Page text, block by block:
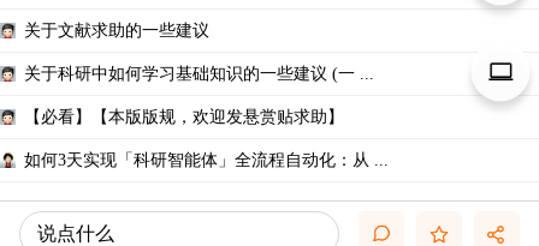
关于文献求助的一些建议
关于科研中如何学习基础知识的一些建议 (一 ...
【必看】【本版版规，欢迎发悬赏贴求助】
如何3天实现「科研智能体」全流程自动化：从 ...
说点什么